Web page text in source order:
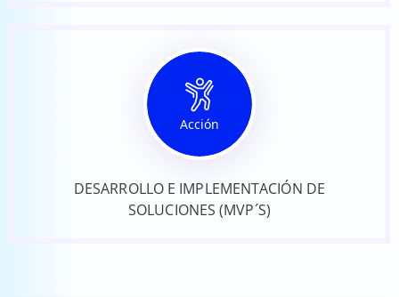
Acción
DESARROLLO E IMPLEMENTACIÓN DE
SOLUCIONES (MVP´S)